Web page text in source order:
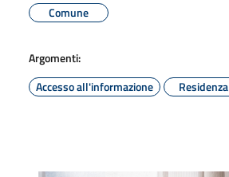
Comune
Argomenti:
Accesso all'informazione
Residenza